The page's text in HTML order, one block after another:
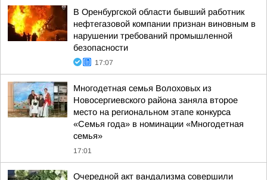
В Оренбургской области бывший работник
нефтегазовой компании признан виновным в
нарушении требований промышленной
безопасности
17:07
Многодетная семья Волоховых из
Новосергиевского района заняла второе
место на региональном этапе конкурса
«Семья года» в номинации «Многодетная
семья»
17:01
Очередной акт вандализма совершили